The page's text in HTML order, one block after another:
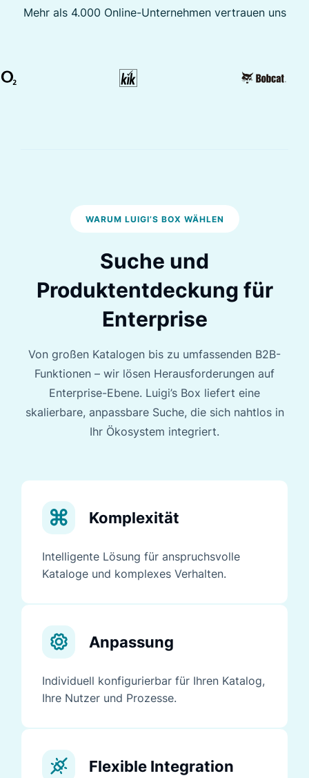
Mehr als 4.000 Online-Unternehmen vertrauen uns
WARUM LUIGI’S BOX WÄHLEN
Suche und
Produktentdeckung für
Enterprise
Von großen Katalogen bis zu umfassenden B2B-
Funktionen – wir lösen Herausforderungen auf
Enterprise-Ebene. Luigi’s Box liefert eine
skalierbare, anpassbare Suche, die sich nahtlos in
Ihr Ökosystem integriert.
Komplexität
Intelligente Lösung für anspruchsvolle
Kataloge und komplexes Verhalten.
Anpassung
Individuell konfigurierbar für Ihren Katalog,
Ihre Nutzer und Prozesse.
Flexible Integration